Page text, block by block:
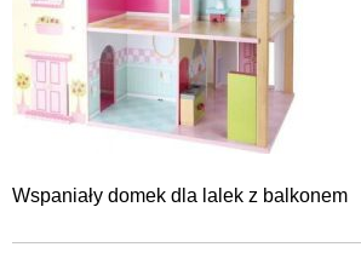
Wspaniały domek dla lalek z balkonem